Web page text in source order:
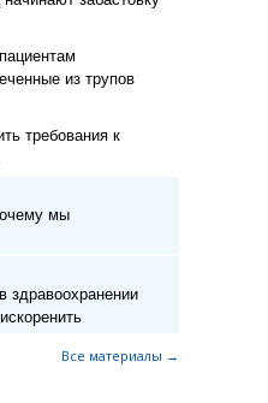
из трупов
требования к
мы
Все материалы →